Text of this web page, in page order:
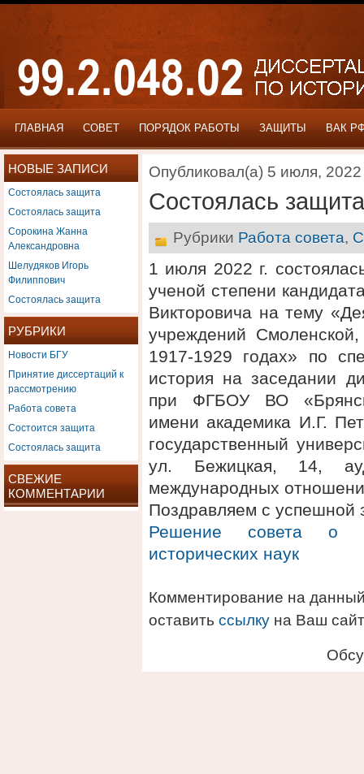
ГЛАВНАЯ СОВЕТ ПОРЯДОК РАБОТЫ ЗАЩИТЫ ВАК
НОВЫЕ ЗАПИСИ
Состоялась защита
Состоялась защита
Сорокина Жанна
Александровна
Шелудяков Игорь
Филиппович
Состоялась защита
РУБРИКИ
Новости БГУ
Принятие диссертаций к
рассмотрению
Работа совета
Состоится защита
Состоялась защита
СВЕЖИЕ
КОММЕНТАРИИ
Опубликовал(а) 5 июля,
Состоялась защита
Рубрики Работа совета,
1 июля 2022 г.
ученой степени
Викторовича на тему
учреждений
1917-1929 годах» по
история на заседании
при ФГБОУ ВО
имени академика И.Г.
государственный
ул. Бежицкая, 14,
международных
Поздравляем с успешной
Решение совета о
исторических наук
Комментирование на
оставить ссылку на Ваш